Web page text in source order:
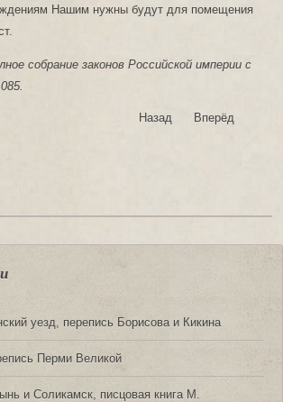
Нашим нужны будут для помещения
собрание законов Российской империи с
Назад Вперёд
уезд, перепись Борисова и Кикина
Перми Великой
и Соликамск, писцовая книга М.